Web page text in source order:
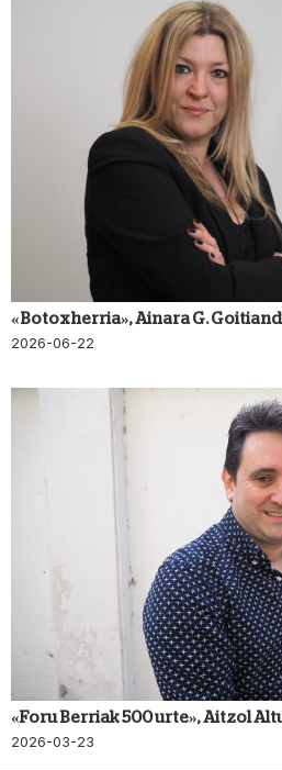
«Botox herria», Ainara G.
2026-06-22
«Foru Berriak 500 urte», Aitzol
2026-03-23